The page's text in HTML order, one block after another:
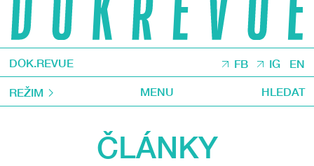
DOK.REVUE FB IG EN
REŽIM MENU HLEDAT
ČLÁNKY